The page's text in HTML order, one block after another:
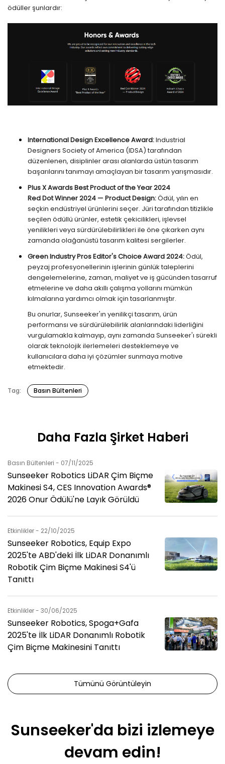
ödüller şunlardır:
International Design Excellence Award:Industrial
Designers Society of America (IDSA) tarafından
düzenlenen, disiplinler arası alanlarda üstün tasarım
başarılarını tanımayı amaçlayan bir tasarım yarışmasıdır.
Plus X Awards Best Product of the Year 2024
Red Dot Winner 2024 — Product Design:Ödül, yılın en
seçkin endüstriyel ürünlerini seçer. Jüri tarafından titizlikle
seçilen ödüllü ürünler, estetik çekicilikleri, işlevsel
yenilikleri veya sürdürülebilirlikleri ile öne çıkarken aynı
zamanda olağanüstü tasarım kalitesi sergilerler.
Green Industry Pros Editor's Choice Award 2024:Ödül,
peyzaj profesyonellerinin işlerinin günlük taleplerini
dengelemelerine, zaman, maliyet ve iş gücünden tasarruf
etmelerine ve daha akıllı çalışma yollarını mümkün
kılmalarına yardımcı olmak için tasarlanmıştır.
Bu onurlar, Sunseeker'ın yenilikçi tasarım, ürün
performansı ve sürdürülebilirlik alanlarındaki liderliğini
vurgulamakla kalmayıp, aynı zamanda Sunseeker'ı sürekli
olarak teknolojik ilerlemeleri desteklemeye ve
kullanıcılara daha iyi çözümler sunmaya motive
etmektedir.
Tag: Basın Bültenleri
Daha Fazla Şirket Haberi
Basın Bültenleri - 07/11/2025
Sunseeker Robotics LiDAR Çim Biçme
Makinesi S4, CES Innovation Awards®
2026 Onur Ödülü'ne Layık Görüldü
Etkinlikler - 22/10/2025
Sunseeker Robotics, Equip Expo
2025'te ABD'deki İlk LiDAR Donanımlı
Robotik Çim Biçme Makinesi S4'ü
Tanıttı
Etkinlikler - 30/06/2025
Sunseeker Robotics, Spoga+Gafa
2025'te İlk LiDAR Donanımlı Robotik
Çim Biçme Makinesini Tanıttı
Tümünü Görüntüleyin
Sunseeker'da bizi izlemeye
devam edin!